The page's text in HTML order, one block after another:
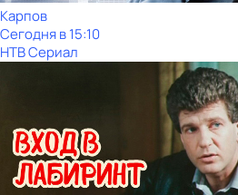
Карпов
Сегодня в 15:10
НТВ Сериал